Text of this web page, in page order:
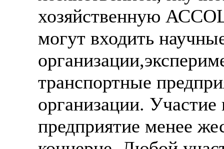
хозяйственную
могут входить
транспортные
организации.
предприятие менее